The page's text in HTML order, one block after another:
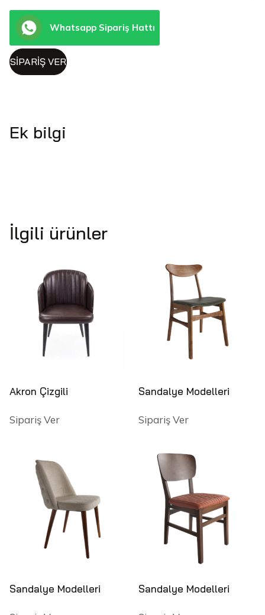
Whatsapp Sipariş Hattı
SIPARIŞ VER
Ek bilgi
İlgili ürünler
Akron Çizgili
Sipariş Ver
Sandalye Modelleri
Sipariş Ver
Sandalye Modelleri Sandalye Modelleri